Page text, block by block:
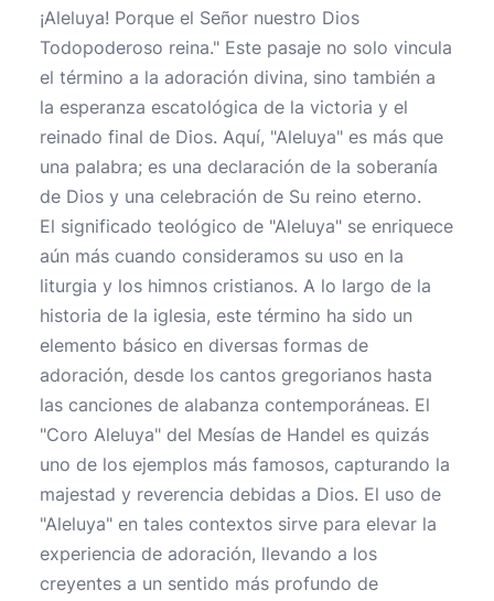
¡Aleluya! Porque el Señor nuestro Dios
Todopoderoso reina." Este pasaje no solo vincula
el término a la adoración divina, sino también a
la esperanza escatológica de la victoria y el
reinado final de Dios. Aquí, "Aleluya" es más que
una palabra; es una declaración de la soberanía
de Dios y una celebración de Su reino eterno.
El significado teológico de "Aleluya" se enriquece
aún más cuando consideramos su uso en la
liturgia y los himnos cristianos. A lo largo de la
historia de la iglesia, este término ha sido un
elemento básico en diversas formas de
adoración, desde los cantos gregorianos hasta
las canciones de alabanza contemporáneas. El
"Coro Aleluya" del Mesías de Handel es quizás
uno de los ejemplos más famosos, capturando la
majestad y reverencia debidas a Dios. El uso de
"Aleluya" en tales contextos sirve para elevar la
experiencia de adoración, llevando a los
creyentes a un sentido más profundo de